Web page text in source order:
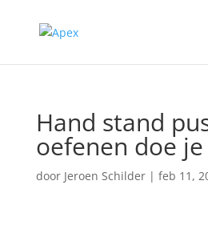
Hand stand
oefenen doe je
door Jeroen Schilder| feb 11,